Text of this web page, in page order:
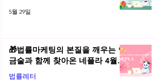
5월 29일
🎁법률마케팅의 본질을 깨우는 연
금술과 함께 찾아온 네플라 4월
법률레터
법률레터